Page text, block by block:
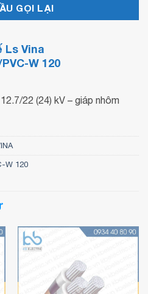
Ls Vina
W 120
22 (24) kV – giáp nhôm
W 120